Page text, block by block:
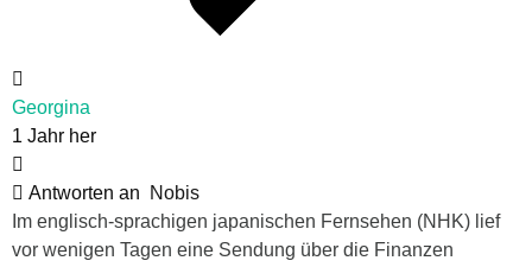
Georgina
1 Jahr her
Antworten an
Nobis
Im englisch-sprachigen japanischen Fernsehen (NHK) lief
vor wenigen Tagen eine Sendung über die Finanzen